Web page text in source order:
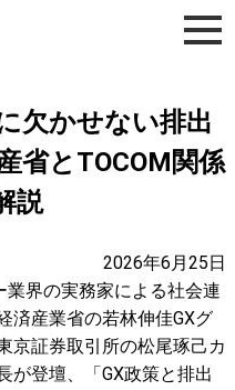
欠かせない排出
省とTOCOM関係
説
2026年6月25日
界の実務家による社会連
済産業省の若林伸佳GXグ
京証券取引所の松尾琢己カ
が登壇、「GX政策と排出